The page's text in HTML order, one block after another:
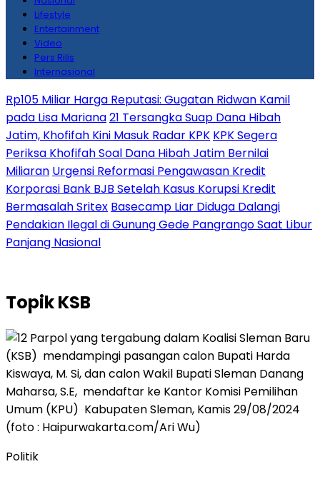
Lifestyle
Entertainment
Video
Pers Rilis
Internasional
Rp105 Miliar Harga Reputasi: Gugatan Ridwan Kamil
pada Lisa Mariana21 Tersangka Suap Dana Hibah
Jatim, Khofifah Kini Masuk Radar KPK KPK Segera
Periksa Khofifah Soal Dana Hibah Jatim Bernilai
Miliaran Urgensi Reformasi Pengawasan Kredit
Korporasi Bank BJB Setelah Kasus Korupsi Kredit
Bermasalah Sritex Basecamp Liar Diduga Dalangi
Pendakian Ilegal di Gunung Gede Pangrango Saat Libur
Panjang Nasional
TopikKSB
Politik